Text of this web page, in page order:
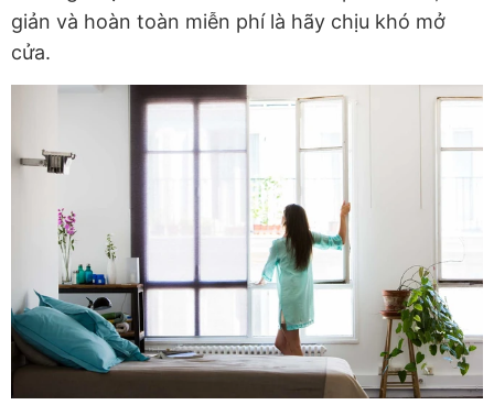
giản và hoàn toàn miễn phí là hãy chịu khó mở
cửa.